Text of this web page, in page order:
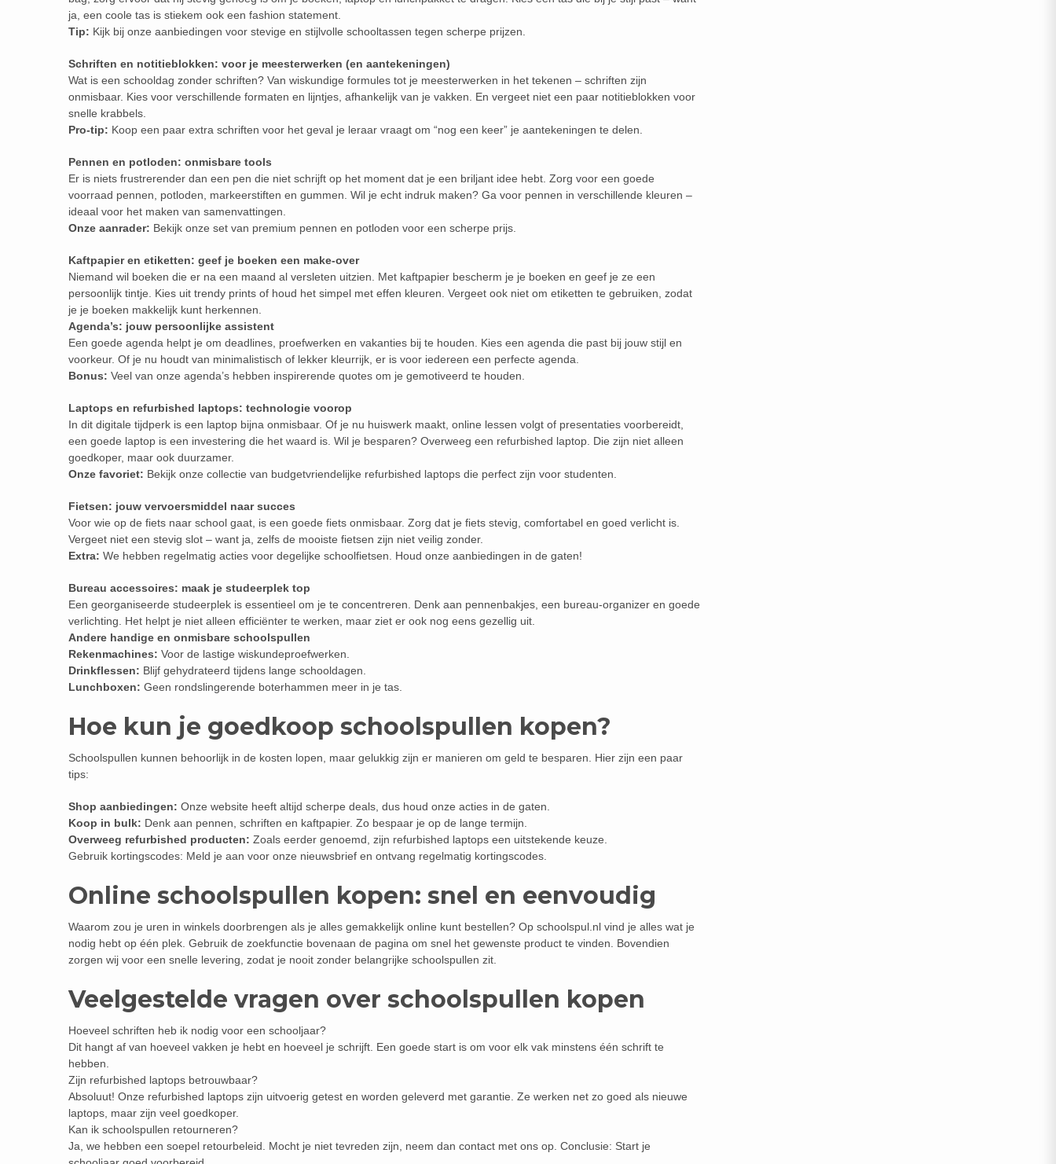
ja, een coole tas is stiekem ook een fashion statement.
Tip: Kijk bij onze aanbiedingen voor stevige en stijlvolle schooltassen tegen scherpe prijzen.
Schriften en notitieblokken: voor je meesterwerken (en aantekeningen)
Wat is een schooldag zonder schriften? Van wiskundige formules tot je meesterwerken in het tekenen – schriften zijn
onmisbaar. Kies voor verschillende formaten en lijntjes, afhankelijk van je vakken. En vergeet niet een paar notitieblokken voor
snelle krabbels.
Pro-tip: Koop een paar extra schriften voor het geval je leraar vraagt om “nog een keer” je aantekeningen te delen.
Pennen en potloden: onmisbare tools
Er is niets frustrerender dan een pen die niet schrijft op het moment dat je een briljant idee hebt. Zorg voor een goede
voorraad pennen, potloden, markeerstiften en gummen. Wil je echt indruk maken? Ga voor pennen in verschillende kleuren –
ideaal voor het maken van samenvattingen.
Onze aanrader: Bekijk onze set van premium pennen en potloden voor een scherpe prijs.
Kaftpapier en etiketten: geef je boeken een make-over
Niemand wil boeken die er na een maand al versleten uitzien. Met kaftpapier bescherm je je boeken en geef je ze een
persoonlijk tintje. Kies uit trendy prints of houd het simpel met effen kleuren. Vergeet ook niet om etiketten te gebruiken, zodat
je je boeken makkelijk kunt herkennen.
Agenda’s: jouw persoonlijke assistent
Een goede agenda helpt je om deadlines, proefwerken en vakanties bij te houden. Kies een agenda die past bij jouw stijl en
voorkeur. Of je nu houdt van minimalistisch of lekker kleurrijk, er is voor iedereen een perfecte agenda.
Bonus: Veel van onze agenda’s hebben inspirerende quotes om je gemotiveerd te houden.
Laptops en refurbished laptops: technologie voorop
In dit digitale tijdperk is een laptop bijna onmisbaar. Of je nu huiswerk maakt, online lessen volgt of presentaties voorbereidt,
een goede laptop is een investering die het waard is. Wil je besparen? Overweeg een refurbished laptop. Die zijn niet alleen
goedkoper, maar ook duurzamer.
Onze favoriet: Bekijk onze collectie van budgetvriendelijke refurbished laptops die perfect zijn voor studenten.
Fietsen: jouw vervoersmiddel naar succes
Voor wie op de fiets naar school gaat, is een goede fiets onmisbaar. Zorg dat je fiets stevig, comfortabel en goed verlicht is.
Vergeet niet een stevig slot – want ja, zelfs de mooiste fietsen zijn niet veilig zonder.
Extra: We hebben regelmatig acties voor degelijke schoolfietsen. Houd onze aanbiedingen in de gaten!
Bureau accessoires: maak je studeerplek top
Een georganiseerde studeerplek is essentieel om je te concentreren. Denk aan pennenbakjes, een bureau-organizer en goede
verlichting. Het helpt je niet alleen efficiënter te werken, maar ziet er ook nog eens gezellig uit.
Andere handige en onmisbare schoolspullen
Rekenmachines: Voor de lastige wiskundeproefwerken.
Drinkflessen: Blijf gehydrateerd tijdens lange schooldagen.
Lunchboxen: Geen rondslingerende boterhammen meer in je tas.
Hoe kun je goedkoop schoolspullen kopen?
Schoolspullen kunnen behoorlijk in de kosten lopen, maar gelukkig zijn er manieren om geld te besparen. Hier zijn een paar
tips:
Shop aanbiedingen: Onze website heeft altijd scherpe deals, dus houd onze acties in de gaten.
Koop in bulk: Denk aan pennen, schriften en kaftpapier. Zo bespaar je op de lange termijn.
Overweeg refurbished producten: Zoals eerder genoemd, zijn refurbished laptops een uitstekende keuze.
Gebruik kortingscodes: Meld je aan voor onze nieuwsbrief en ontvang regelmatig kortingscodes.
Online schoolspullen kopen: snel en eenvoudig
Waarom zou je uren in winkels doorbrengen als je alles gemakkelijk online kunt bestellen? Op schoolspul.nl vind je alles wat je
nodig hebt op één plek. Gebruik de zoekfunctie bovenaan de pagina om snel het gewenste product te vinden. Bovendien
zorgen wij voor een snelle levering, zodat je nooit zonder belangrijke schoolspullen zit.
Veelgestelde vragen over schoolspullen kopen
Hoeveel schriften heb ik nodig voor een schooljaar?
Dit hangt af van hoeveel vakken je hebt en hoeveel je schrijft. Een goede start is om voor elk vak minstens één schrift te
hebben.
Zijn refurbished laptops betrouwbaar?
Absoluut! Onze refurbished laptops zijn uitvoerig getest en worden geleverd met garantie. Ze werken net zo goed als nieuwe
laptops, maar zijn veel goedkoper.
Kan ik schoolspullen retourneren?
Ja, we hebben een soepel retourbeleid. Mocht je niet tevreden zijn, neem dan contact met ons op. Conclusie: Start je